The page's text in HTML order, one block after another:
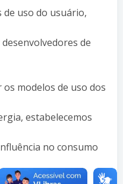
de uso do usuário,
de
modelos de uso dos
estabelecemos
no consumo
características